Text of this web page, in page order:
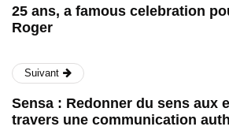
25 ans, a famous celebration
Roger
Suivant
Sensa : Redonner du sens aux
travers une communication